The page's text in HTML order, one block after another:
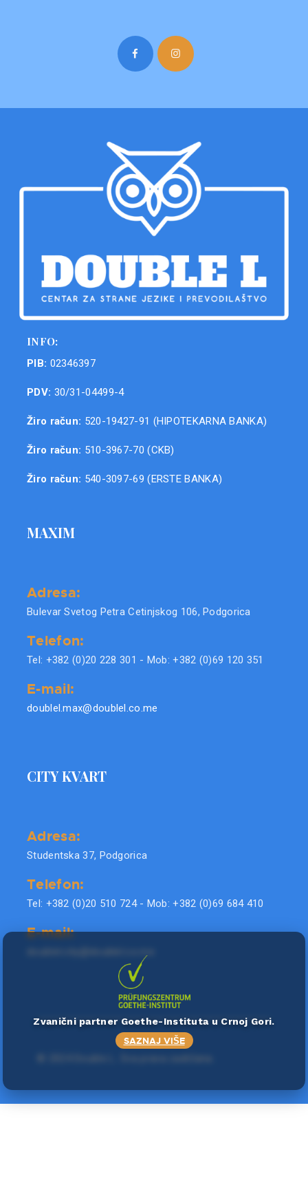
INFO:
PIB: 02346397
PDV: 30/31-04499-4
Žiro račun: 520-19427-91 (HIPOTEKARNA BANKA)
Žiro račun: 510-3967-70 (CKB)
Žiro račun: 540-3097-69 (ERSTE BANKA)
MAXIM
Adresa:
Bulevar Svetog Petra Cetinjskog 106, Podgorica
Telefon:
Tel: +382 (0)20 228 301 - Mob: +382 (0)69 120 351
E-mail:
doublel.max@doublel.co.me
CITY KVART
Adresa:
Studentska 37, Podgorica
Telefon:
Tel: +382 (0)20 510 724 - Mob: +382 (0)69 684 410
E-mail:
Zvanični partner Goethe-Instituta u Crnoj Gori.
SAZNAJ VIŠE